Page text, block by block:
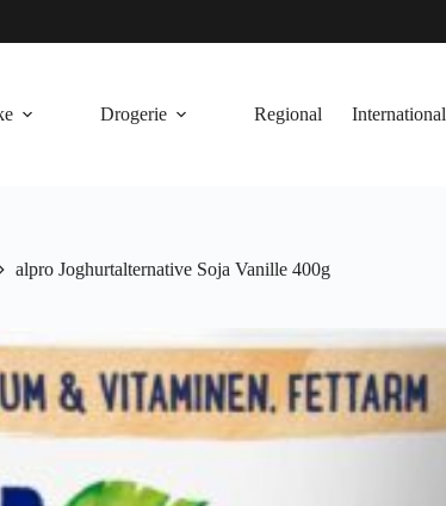
Drogerie Regional International
alpro Joghurtalternative Soja Vanille 400g